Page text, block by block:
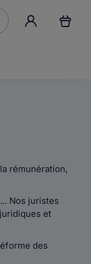
rémunération,
Nos juristes
et
des